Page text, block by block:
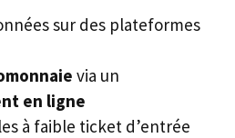
sur des plateformes
via un
en ligne
à faible ticket d’entrée